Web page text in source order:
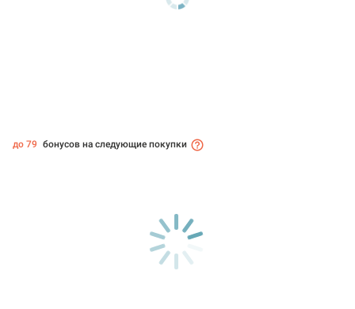
до 79 бонусов на следующие покупки